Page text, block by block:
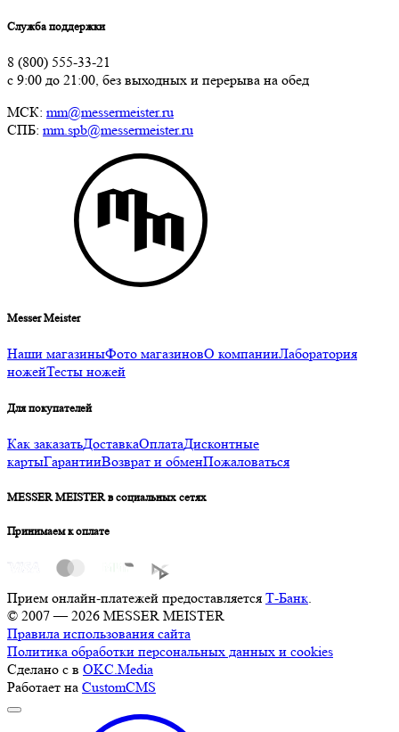
Служба поддержки
8 (800) 555-33-21
с 9:00 до 21:00, без выходных и перерыва на обед
МСК: mm@messermeister.ru
СПБ: mm.spb@messermeister.ru
Messer Meister
Наши магазиныФото магазиновО компанииЛаборатория
ножейТесты ножей
Для покупателей
Как заказатьДоставкаОплатаДисконтные
картыГарантииВозврат и обменПожаловаться
MESSER MEISTER в социальных сетях
Принимаем к оплате
Прием онлайн-платежей предоставляется Т-Банк.
© 2007 — 2026 MESSER MEISTER
Правила использования сайта
Политика обработки персональных данных и cookies
Сделано с в OKC.Media
Работает на CustomCMS